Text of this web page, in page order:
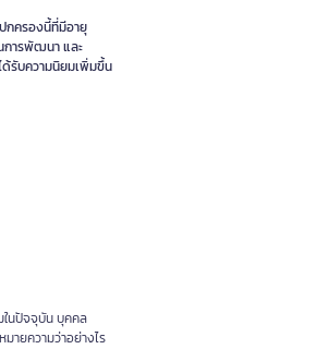
กครองนี้ที่มีอายุ
การพัฒนา และ
รับความนิยมเพิ่มขึ้น
ในปัจจุบัน บุคคล
ายความว่าอย่างไร